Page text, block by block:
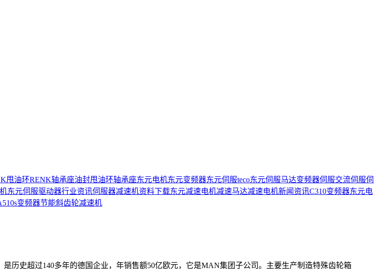
甩油环RENK轴承座油封甩油环轴承座东元电机东元变频器东元伺服teco东元伺服马达变频器伺服交流伺服伺
东元伺服驱动器行业资讯伺服器减速机资料下载东元减速电机减速马达减速电机新闻资讯C310变频器东元电
变频器节能斜齿轮减速机
历史超过140多年的德国企业，年销售额50亿欧元，它是MAN集团子公司。主要生产制造特殊齿轮箱